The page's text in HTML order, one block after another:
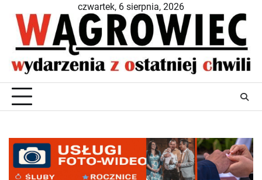
content
czwartek, 6 sierpnia, 2026